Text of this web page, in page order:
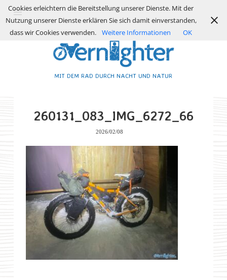
MIT DEM RAD DURCH NACHT UND NATUR
260131_083_IMG_6272_66
2026/02/08
Cookies erleichtern die Bereitstellung unserer Dienste. Mit der
Nutzung unserer Dienste erklären Sie sich damit einverstanden,
dass wir Cookies verwenden.
Weitere Informationen OK